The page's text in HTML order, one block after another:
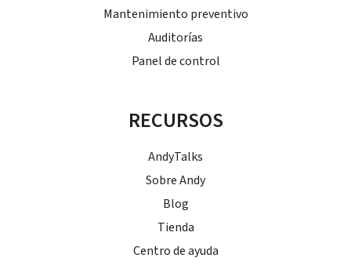
Mantenimiento preventivo
Auditorías
Panel de control
RECURSOS
AndyTalks
Sobre Andy
Blog
Tienda
Centro de ayuda